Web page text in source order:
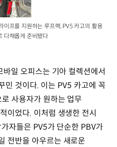
이프를 지원하는 루프랙, PV5 카고의 활용
다채롭게 준비됐다
일 오피스는 기아 컬렉션에서
민 것이다. 이는 PV5 카고에 꼭
사용자가 원하는 업무
이었다. 이처럼 생생한 전시
자들은 PV5가 단순한 PBV가
전반을 아우르는 새로운